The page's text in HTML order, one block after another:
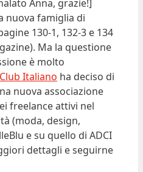
Anna, grazie!]
nuova famiglia di
130-1, 132-3 e 134
Ma la questione
è molto
Italiano ha deciso di
nuova associazione
freelance attivi nel
(moda, design,
e su quello di ADCI
dettagli e seguirne